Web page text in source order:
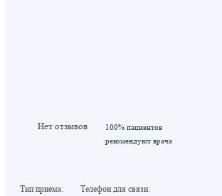
Нет отзывов
100% пациентов
рекомендуют врача
Тип приема: Телефон для связи: